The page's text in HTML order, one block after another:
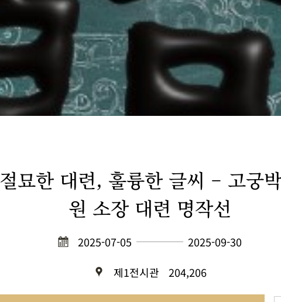
절묘한 대련, 훌륭한 글씨 – 고궁
원 소장 대련 명작선
2025-07-05
2025-09-30
제1전시관
204,206